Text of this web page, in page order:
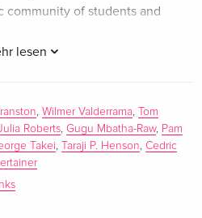
lesen
community of students and
everything worth having has
Wilmer Valderrama Tom
Roberts Gugu Mbatha-Raw, Pam
Takei Taraji P. Henson Cedric